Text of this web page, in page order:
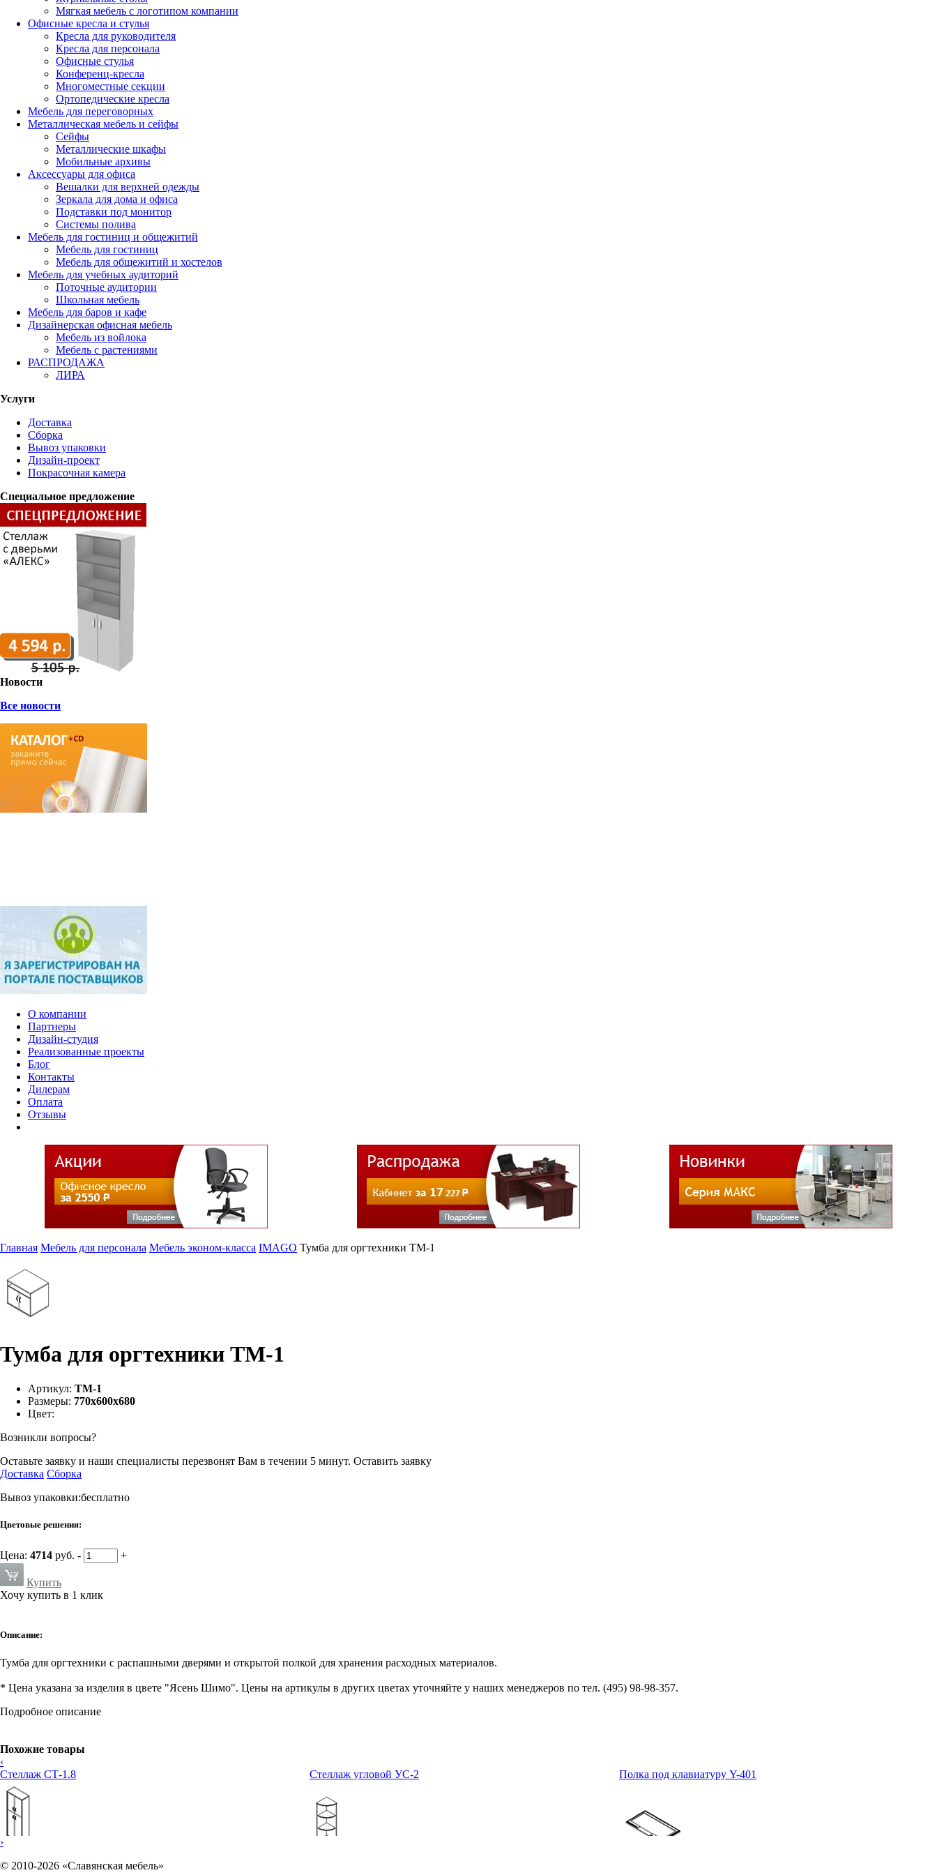
Мягкая мебель с логотипом компании
Офисные кресла и стулья
Кресла для руководителя
Кресла для персонала
Офисные стулья
Конференц-кресла
Многоместные секции
Ортопедические кресла
Мебель для переговорных
Металлическая мебель и сейфы
Сейфы
Металлические шкафы
Мобильные архивы
Аксессуары для офиса
Вешалки для верхней одежды
Зеркала для дома и офиса
Подставки под монитор
Системы полива
Мебель для гостиниц и общежитий
Мебель для гостиниц
Мебель для общежитий и хостелов
Мебель для учебных аудиторий
Поточные аудитории
Школьная мебель
Мебель для баров и кафе
Дизайнерская офисная мебель
Мебель из войлока
Мебель с растениями
РАСПРОДАЖА
ЛИРА
Услуги
Доставка
Сборка
Вывоз упаковки
Дизайн-проект
Покрасочная камера
Специальное предложение
Новости
Все новости
О компании
Партнеры
Дизайн-студия
Реализованные проекты
Блог
Контакты
Дилерам
Оплата
Отзывы
Главная Мебель для персонала Мебель эконом-класса IMAGO Тумба для оргтехники ТМ-1
Тумба для оргтехники ТМ-1
Артикул: ТМ-1
Размеры: 770х600х680
Цвет:
Возникли вопросы?
Оставьте заявку и наши специалисты перезвонят Вам в течении 5 минут. Оставить заявку
Доставка Сборка
Вывоз упаковки:бесплатно
Цветовые решения:
Цена: 4714 руб. - +
Купить
Хочу купить в 1 клик
Описание:
Тумба для оргтехники с распашными дверями и открытой полкой для хранения расходных материалов.
* Цена указана за изделия в цвете "Ясень Шимо". Цены на артикулы в других цветах уточняйте у наших менеджеров по тел. (495) 98-98-357.
Подробное описание
Похожие товары
‹
Стеллаж СТ-1.8
Стеллаж угловой УС-2 Полка под клавиатуру Y-401
›
© 2010-2026 «Славянская мебель»